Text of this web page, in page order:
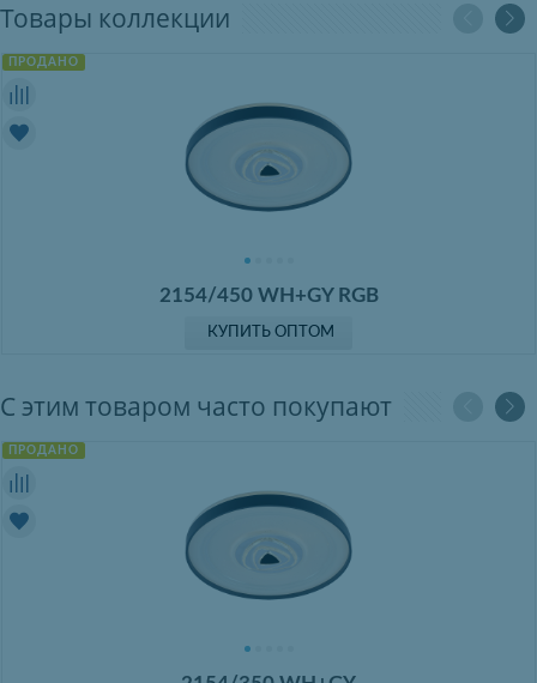
Товары коллекции
ПРОДАНО
2154/450 WH+GY RGB
КУПИТЬ ОПТОМ
С этим товаром часто покупают
ПРОДАНО